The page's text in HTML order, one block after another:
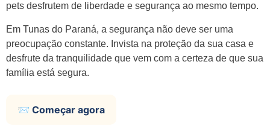
pets desfrutem de liberdade e segurança ao mesmo tempo.
Em Tunas do Paraná, a segurança não deve ser uma
preocupação constante. Invista na proteção da sua casa e
desfrute da tranquilidade que vem com a certeza de que sua
família está segura.
📨 Começar agora